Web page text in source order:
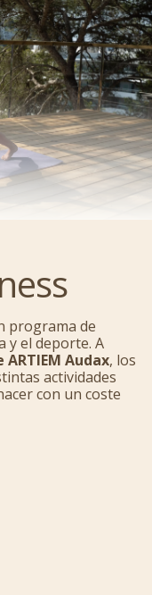
programa de
y el deporte. A
Audax, los
actividades
con un coste